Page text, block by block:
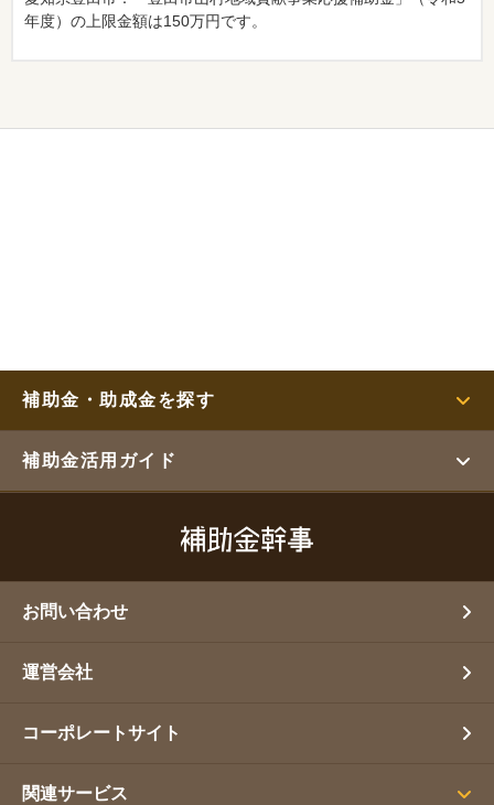
年度）の上限金額は150万円です。
補助金・助成金を探す
補助金活用ガイド
お問い合わせ
運営会社
コーポレートサイト
関連サービス